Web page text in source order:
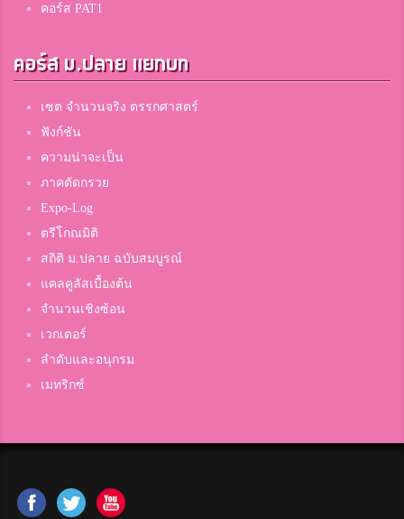
คอร์ส PAT1
คอร์ส ม.ปลาย แยกบท
เซต จำนวนจริง ตรรกศาสตร์
ฟังก์ชัน
ความน่าจะเป็น
ภาคตัดกรวย
Expo-Log
ตรีโกณมิติ
สถิติ ม.ปลาย ฉบับสมบูรณ์
แคลคูลัสเบื้องต้น
จำนวนเชิงซ้อน
เวกเตอร์
ลำดับและอนุกรม
เมทริกซ์